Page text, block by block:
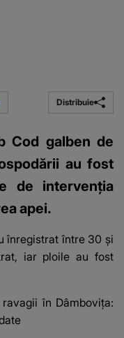
Distribuie
Cod galben de
au fost
de intervenția
apei.
înregistrat între 30 şi
iar ploile au fost
în Dâmbovița: